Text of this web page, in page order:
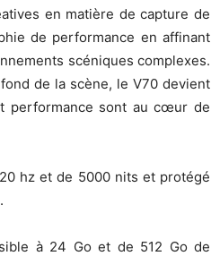
en matière de capture de
de performance en affinant
scéniques complexes.
de la scène, le V70 devient
performance sont au cœur de
hz et de 5000 nits et protégé
à 24 Go et de 512 Go de